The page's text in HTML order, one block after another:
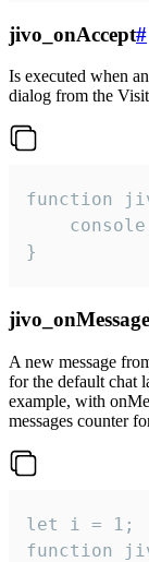
jivo_onAccept#
Is executed when
dialog from the
function
}
A new message
for the default chat
example, with
messages counter
let i = 1;
function